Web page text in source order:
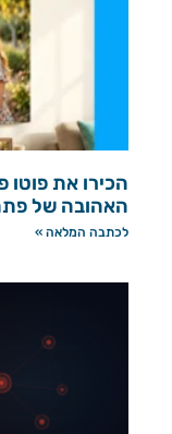
הכירו את
האהובה של
לכתבה המלאה »